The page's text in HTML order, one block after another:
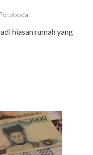
hiasan rumah yang